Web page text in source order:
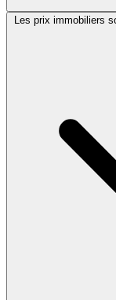
Les prix immobiliers